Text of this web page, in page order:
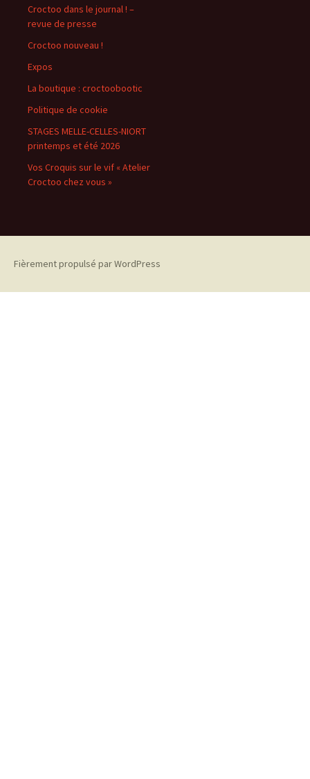
Croctoo dans le journal ! –
revue de presse
Croctoo nouveau !
Expos
La boutique : croctoobootic
Politique de cookie
STAGES MELLE-CELLES-NIORT
printemps et été 2026
Vos Croquis sur le vif « Atelier
Croctoo chez vous »
Fièrement propulsé par WordPress